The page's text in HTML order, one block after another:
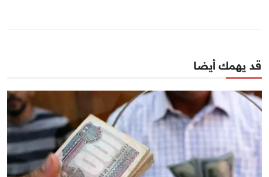
قد يهمك أيضا